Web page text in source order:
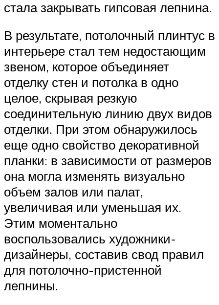
стала закрывать гипсовая лепнина.
В результате, потолочный плинтус в
интерьере стал тем недостающим
звеном, которое объединяет
отделку стен и потолка в одно
целое, скрывая резкую
соединительную линию двух видов
отделки. При этом обнаружилось
еще одно свойство декоративной
планки: в зависимости от размеров
она могла изменять визуально
объем залов или палат,
увеличивая или уменьшая их.
Этим моментально
воспользовались художники-
дизайнеры, составив свод правил
для потолочно-пристенной
лепнины.